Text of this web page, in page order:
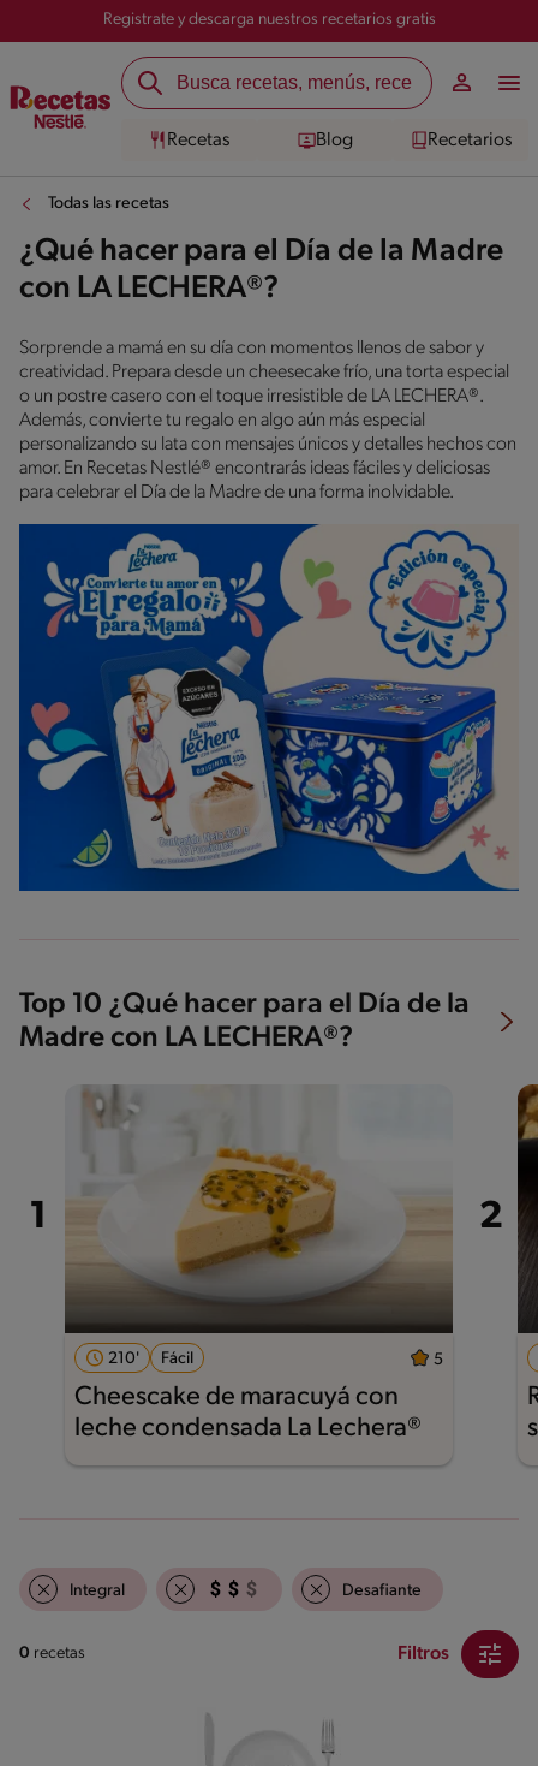
Registrate y descarga nuestros recetarios gratis
Recetas Blog Recetarios
Todas las recetas
¿Qué hacer para el Día de la Madre
con LA LECHERA®?
Sorprende a mamá en su día con momentos llenos de sabor y
creatividad. Prepara desde un cheesecake frío, una torta especial
o un postre casero con el toque irresistible de LA LECHERA®.
Además, convierte tu regalo en algo aún más especial
personalizando su lata con mensajes únicos y detalles hechos con
amor. En Recetas Nestlé® encontrarás ideas fáciles y deliciosas
para celebrar el Día de la Madre de una forma inolvidable.
Top 10 ¿Qué hacer para el Día de la
Madre con LA LECHERA®?
210' Fácil 5
Cheescake de maracuyá con
leche condensada La Lechera®
Integral Desafiante
0 recetas Filtros